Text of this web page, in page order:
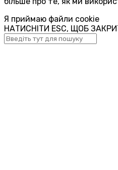
Я приймаю файли cookie
НАТИСНІТИ ESC, ЩОБ